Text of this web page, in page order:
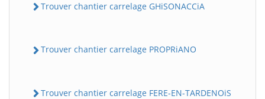
Trouver chantier carrelage GHiSONACCiA
Trouver chantier carrelage PROPRiANO
Trouver chantier carrelage FERE-EN-TARDENOiS